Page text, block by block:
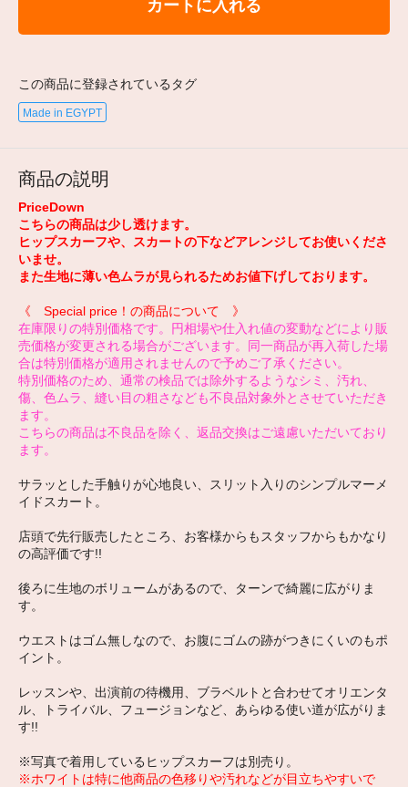
カートに入れる
この商品に登録されているタグ
Made in EGYPT
商品の説明
PriceDown
こちらの商品は少し透けます。
ヒップスカーフや、スカートの下などアレンジしてお使いくださ
いませ。
また生地に薄い色ムラが見られるためお値下げしております。
《 Special price！の商品について 》
在庫限りの特別価格です。円相場や仕入れ値の変動などにより販
売価格が変更される場合がございます。同一商品が再入荷した場
合は特別価格が適用されませんので予めご了承ください。
特別価格のため、通常の検品では除外するようなシミ、汚れ、
傷、色ムラ、縫い目の粗さなども不良品対象外とさせていただき
ます。
こちらの商品は不良品を除く、返品交換はご遠慮いただいており
ます。
サラッとした手触りが心地良い、スリット入りのシンプルマーメ
イドスカート。
店頭で先行販売したところ、お客様からもスタッフからもかなり
の高評価です!!
後ろに生地のボリュームがあるので、ターンで綺麗に広がりま
す。
ウエストはゴム無しなので、お腹にゴムの跡がつきにくいのもポ
イント。
レッスンや、出演前の待機用、ブラベルトと合わせてオリエンタ
ル、トライバル、フュージョンなど、あらゆる使い道が広がりま
す!!
※写真で着用しているヒップスカーフは別売り。
※ホワイトは特に他商品の色移りや汚れなどが目立ちやすいで